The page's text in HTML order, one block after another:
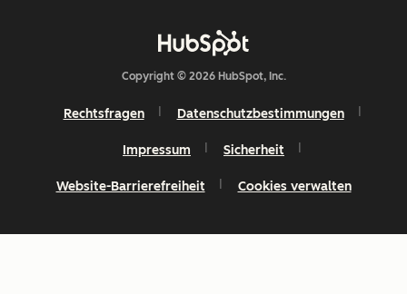
Copyright © 2026 HubSpot, Inc.
Rechtsfragen Datenschutzbestimmungen
Impressum Sicherheit
Website-Barrierefreiheit Cookies verwalten